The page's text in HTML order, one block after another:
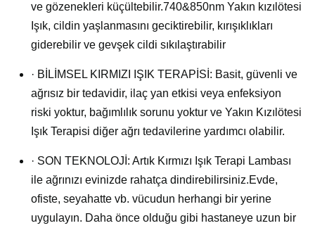
ve gözenekleri küçültebilir.740&850nm Yakın kızılötesi
Işık, cildin yaşlanmasını geciktirebilir, kırışıklıkları
giderebilir ve gevşek cildi sıkılaştırabilir
· BİLİMSEL KIRMIZI IŞIK TERAPİSİ: Basit, güvenli ve
ağrısız bir tedavidir, ilaç yan etkisi veya enfeksiyon
riski yoktur, bağımlılık sorunu yoktur ve Yakın Kızılötesi
Işık Terapisi diğer ağrı tedavilerine yardımcı olabilir.
· SON TEKNOLOJİ: Artık Kırmızı Işık Terapi Lambası
ile ağrınızı evinizde rahatça dindirebilirsiniz.Evde,
ofiste, seyahatte vb. vücudun herhangi bir yerine
uygulayın. Daha önce olduğu gibi hastaneye uzun bir